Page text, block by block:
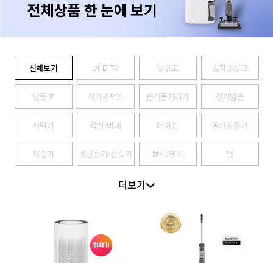
전체상품 한 눈에 보기
전체보기 UHD TV 냉장고 김치냉장고
냉동고 식기세척기 음식물처리기 전기밥솥
세탁기 욕실/비데 에어컨 공기청정기
제습기 냉난방기/선풍기 뷰티/케어 펫
커피머신 기타 주방가전
가습기
3일배송관 1인 가전테마관
더보기